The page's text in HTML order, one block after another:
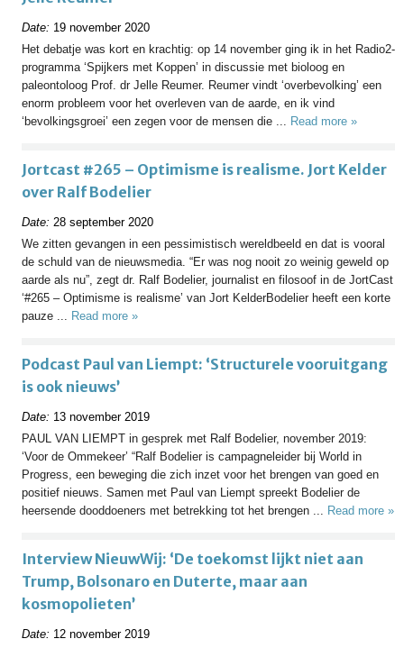
Date: 19 november 2020
Het debatje was kort en krachtig: op 14 november ging ik in het Radio2-
programma ‘Spijkers met Koppen’ in discussie met bioloog en
paleontoloog Prof. dr Jelle Reumer. Reumer vindt ‘overbevolking’ een
enorm probleem voor het overleven van de aarde, en ik vind
‘bevolkingsgroei’ een zegen voor de mensen die ... Read more »
Jortcast #265 – Optimisme is realisme. Jort Kelder
over Ralf Bodelier
Date: 28 september 2020
We zitten gevangen in een pessimistisch wereldbeeld en dat is vooral
de schuld van de nieuwsmedia. “Er was nog nooit zo weinig geweld op
aarde als nu”, zegt dr. Ralf Bodelier, journalist en filosoof in de JortCast
‘#265 – Optimisme is realisme’ van Jort KelderBodelier heeft een korte
pauze ... Read more »
Podcast Paul van Liempt: ‘Structurele vooruitgang
is ook nieuws’
Date: 13 november 2019
PAUL VAN LIEMPT in gesprek met Ralf Bodelier, november 2019:
‘Voor de Ommekeer’ “Ralf Bodelier is campagneleider bij World in
Progress, een beweging die zich inzet voor het brengen van goed en
positief nieuws. Samen met Paul van Liempt spreekt Bodelier de
heersende dooddoeners met betrekking tot het brengen ... Read more »
Interview NieuwWij: ‘De toekomst lijkt niet aan
Trump, Bolsonaro en Duterte, maar aan
kosmopolieten’
Date: 12 november 2019